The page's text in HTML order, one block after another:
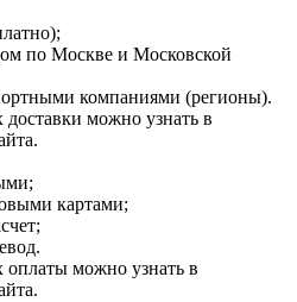
по Москве и Московской
компаниями (регионы).
можно узнать в
картами;
оплаты можно узнать в